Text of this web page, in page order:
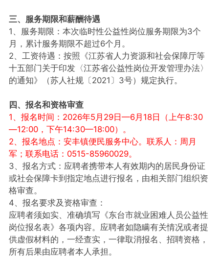
三、服务期限和薪酬待遇
1、服务期限：本次临时性公益性岗位服务期限为3个
月，累计服务期限不超过6个月。
2、工资待遇：按照《江苏省人力资源和社会保障厅等
十五部门关于印发〈江苏省公益性岗位开发管理办法〉
的通知》（苏人社规〔2021〕3号）规定执行。
四、报名和资格审查
1、报名时间：2026年5月29日—6月18日（上午8:30
—12:00，下午14:30—18:00）。
2、报名地点：安丰镇便民服务中心。联系人：周月
军；联系电话：0515-85960029。
3、报名方式：应聘者携带本人有效期内的居民身份证
或社会保障卡到指定地点进行报名，由相关部门组织资
格审查。
4、报名要求及资格审查：
应聘者须如实、准确填写《东台市就业困难人员公益性
岗位报名表》各项内容。应聘者如隐瞒有关情况或者提
供虚假材料的，一经查实，一律取消报名、招聘资格，
所有后果由应聘者本人承担。